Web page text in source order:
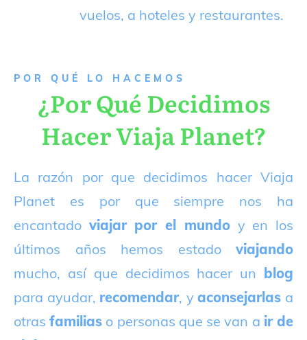
vuelos, a hoteles y restaurantes.
P OR QUÉ LO HACEMOS
¿Por Qué Decidimos
Hacer Viaja Planet?
La razón por que decidimos hacer Viaja
Planet es por que siempre nos ha
encantado viajar por el mundoy en los
últimos años hemos estado viajando
mucho, así que decidimos hacer un blog
para ayudar, recomendar, yaconsejarlas a
otrasfamilias o personas que se van a ir de